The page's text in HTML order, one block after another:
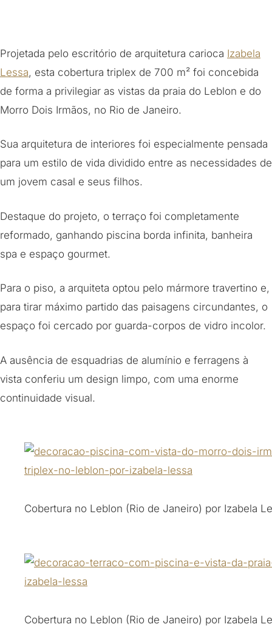
Projetada pelo escritório de arquitetura carioca Izabela
Lessa, esta cobertura triplex de 700 m² foi concebida
de forma a privilegiar as vistas da praia do Leblon e do
Morro Dois Irmãos, no Rio de Janeiro.
Sua arquitetura de interiores foi especialmente pensada
para um estilo de vida dividido entre as necessidades de
um jovem casal e seus filhos.
Destaque do projeto, o terraço foi completamente
reformado, ganhando piscina borda infinita, banheira
spa e espaço gourmet.
Para o piso, a arquiteta optou pelo mármore travertino e,
para tirar máximo partido das paisagens circundantes, o
espaço foi cercado por guarda-corpos de vidro incolor.
A ausência de esquadrias de alumínio e ferragens à
vista conferiu um design limpo, com uma enorme
continuidade visual.
Cobertura no Leblon (Rio de Janeiro) por Izabela
Cobertura no Leblon (Rio de Janeiro) por Izabela